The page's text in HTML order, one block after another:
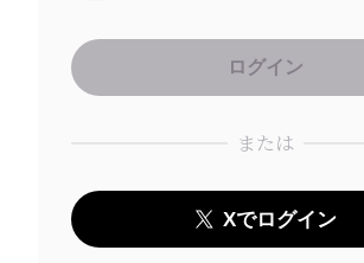
または
Xでログイン